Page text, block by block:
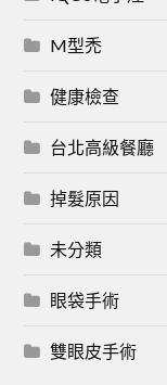
M型禿
健康檢查
台北高級餐廳
掉髮原因
未分類
眼袋手術
雙眼皮手術